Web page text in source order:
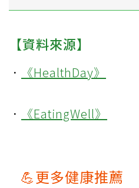
【資料來源】
． 《HealthDay》
． 《EatingWell》
💪更多健康推薦